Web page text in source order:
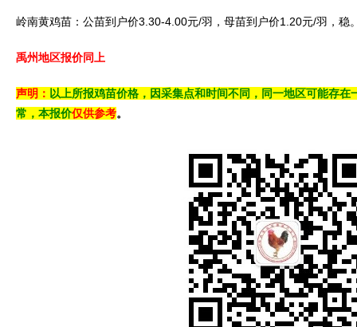
岭南黄鸡苗：公苗到户价3.30-4.00元/羽，母苗到户价1.20元/羽，稳
禹州地区报价同上
声明： 以上所报鸡苗价格，因采集点和时间不同，同一地区可能存
常，本报价仅供参考。